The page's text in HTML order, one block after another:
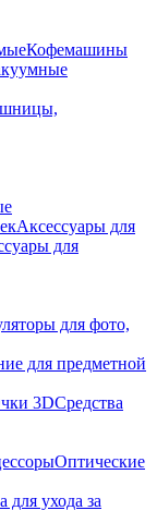
Кофемашины
Аксессуары для
для
для фото,
для предметной
3DСредства
Оптические
для ухода за